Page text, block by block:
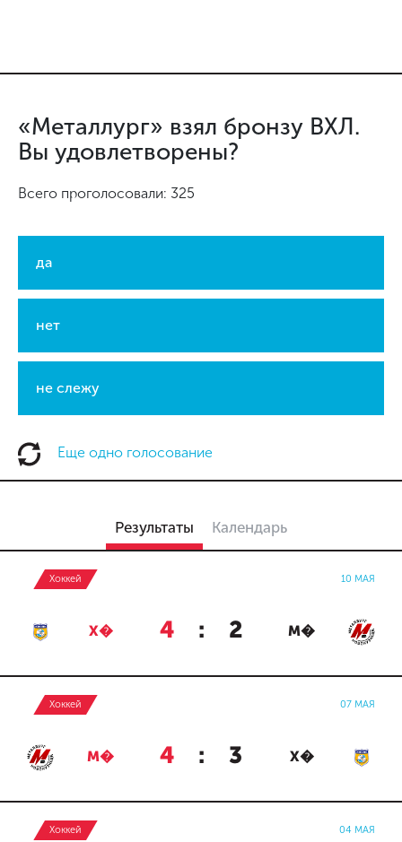
«Металлург» взял бронзу ВХЛ.
Вы удовлетворены?
Всего проголосовали: 325
да
нет
не слежу
Еще одно голосование
Результаты Календарь
Хоккей 10 МАЯ
Х� 4 : 2 М�
Хоккей 07 МАЯ
М� 4 : 3 Х�
Хоккей 04 МАЯ